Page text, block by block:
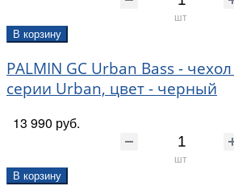
шт
В корзину
PALMIN GC Urban Bass -
серии Urban, цвет - черный
13 990 руб.
шт
В корзину